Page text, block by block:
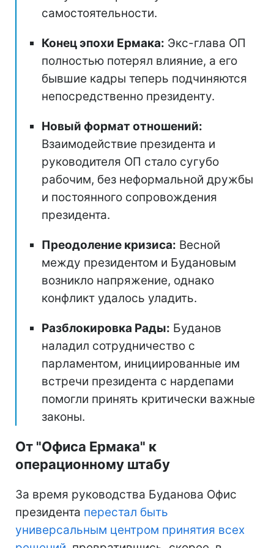
самостоятельности.
Конец эпохи Ермака: Экс-глава ОП
полностью потерял влияние, а его
бывшие кадры теперь подчиняются
непосредственно президенту.
Новый формат отношений:
Взаимодействие президента и
руководителя ОП стало сугубо
рабочим, без неформальной дружбы
и постоянного сопровождения
президента.
Преодоление кризиса: Весной
между президентом и Будановым
возникло напряжение, однако
конфликт удалось уладить.
Разблокировка Рады: Буданов
наладил сотрудничество с
парламентом, инициированные им
встречи президента с нардепами
помогли принять критически важные
законы.
От "Офиса Ермака" к
операционному штабу
За время руководства Буданова Офис
президента перестал быть
универсальным центром принятия всех